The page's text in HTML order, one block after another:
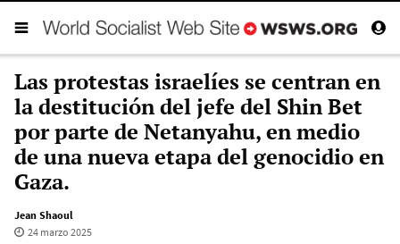
Las protestas israelíes se centran en
la destitución del jefe del Shin Bet
por parte de Netanyahu, en medio
de una nueva etapa del genocidio en
Gaza.
Jean Shaoul
24 marzo 2025